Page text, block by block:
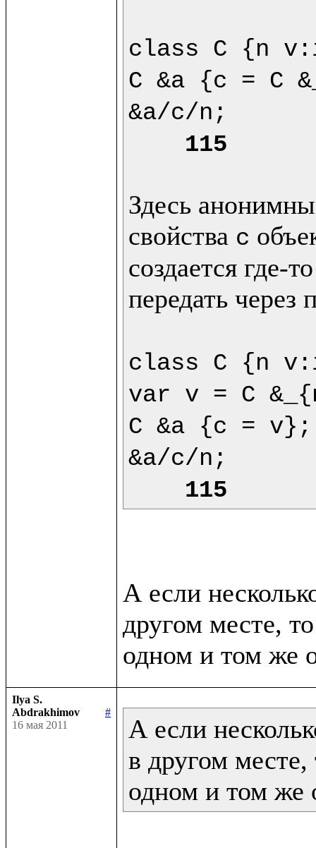
class C {n
C &a {c = C
&a/c/n;
115
Здесь
свойства c
создается где-
передать
class C {n
var v = C
C &a {c = v};
&a/c/n;
115
А если
другом месте,
Ilya S.
Abdrakhimov
#
16 мая 2011
А если
в другом месте,
одном и том же